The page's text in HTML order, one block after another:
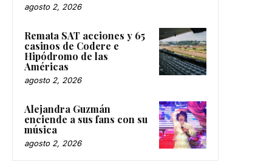
agosto 2, 2026
Remata SAT acciones y 65
casinos de Codere e
Hipódromo de las
Américas
agosto 2, 2026
Alejandra Guzmán
enciende a sus fans con su
música
agosto 2, 2026